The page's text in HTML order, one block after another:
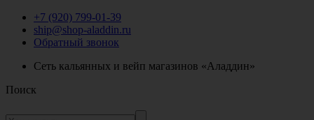
+7 (920) 799-01-39
ship@shop-aladdin.ru
Обратный звонок
Сеть кальянных и вейп магазинов «Аладдин»
Поиск